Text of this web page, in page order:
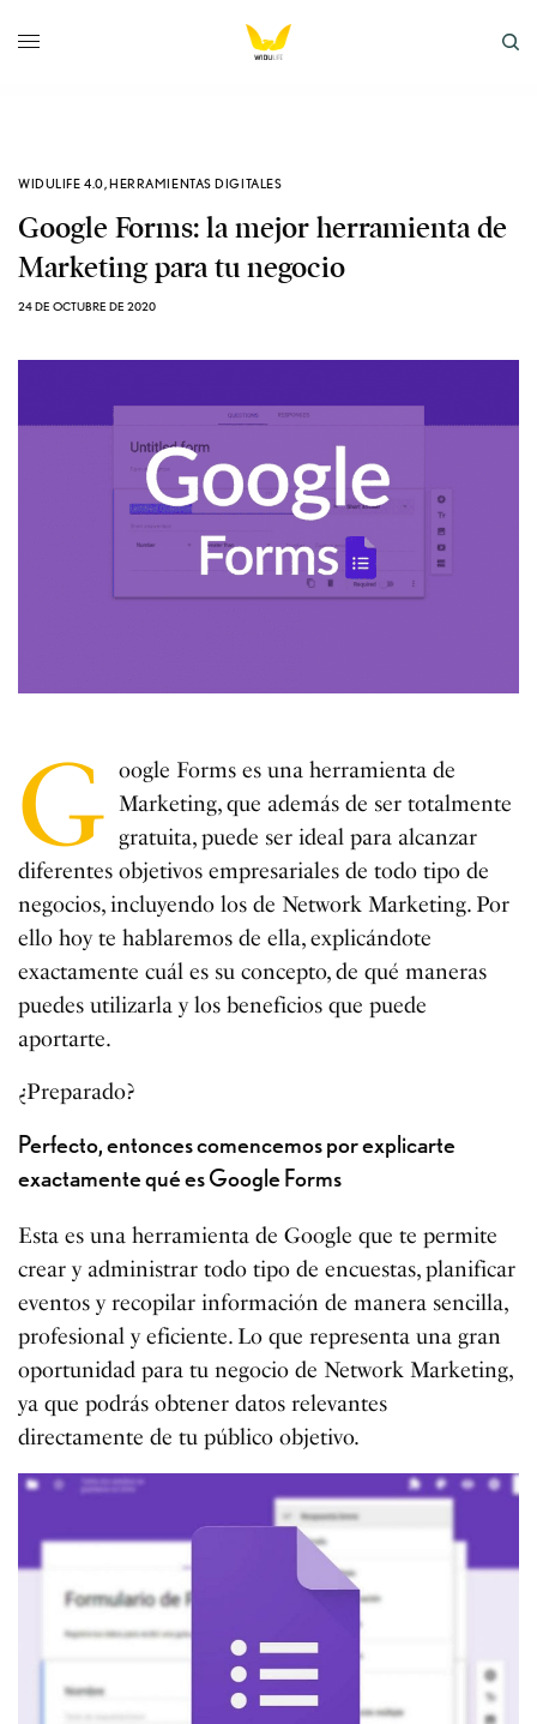
WIDULIFE 4.0,HERRAMIENTAS DIGITALES
Google Forms: la mejor herramienta de
Marketing para tu negocio
24 DE OCTUBRE DE 2020
G oogle Forms es una herramienta de
Marketing, que además de ser totalmente
gratuita, puede ser ideal para alcanzar
diferentes objetivos empresariales de todo tipo de
negocios, incluyendo los de Network Marketing. Por
ello hoy te hablaremos de ella, explicándote
exactamente cuál es su concepto, de qué maneras
puedes utilizarla y los beneficios que puede
aportarte.
¿Preparado?
Perfecto, entonces comencemos por explicarte
exactamente qué es Google Forms
Esta es una herramienta de Google que te permite
crear y administrar todo tipo de encuestas, planificar
eventos y recopilar información de manera sencilla,
profesional y eficiente. Lo que representa una gran
oportunidad para tu negocio de Network Marketing,
ya que podrás obtener datos relevantes
directamente de tu público objetivo.